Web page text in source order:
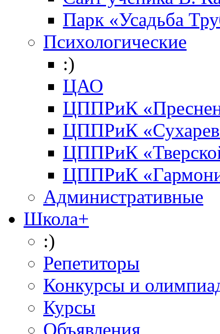
Парк «Усадьба
Психологические
:)
ЦАО
ЦППРиК
ЦППРиК
ЦППРиК
ЦППРиК
Административные
Школа+
:)
Репетиторы
Конкурсы и
Курсы
Объявления